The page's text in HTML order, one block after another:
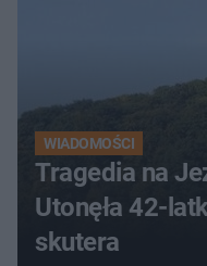
WIADOMOŚCI
Tragedia na
Utonęła 42-
skutera